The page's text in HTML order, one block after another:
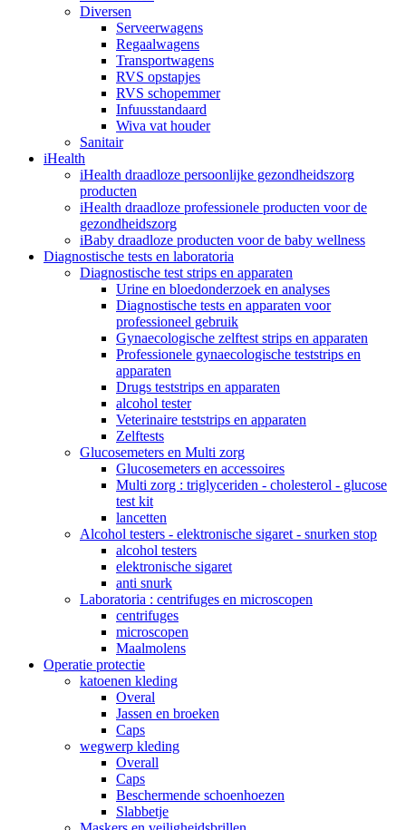
Diversen
Serveerwagens
Regaalwagens
Transportwagens
RVS opstapjes
RVS schopemmer
Infuusstandaard
Wiva vat houder
Sanitair
iHealth
iHealth draadloze persoonlijke gezondheidszorg
producten
iHealth draadloze professionele producten voor de
gezondheidszorg
iBaby draadloze producten voor de baby wellness
Diagnostische tests en laboratoria
Diagnostische test strips en apparaten
Urine en bloedonderzoek en analyses
Diagnostische tests en apparaten voor
professioneel gebruik
Gynaecologische zelftest strips en apparaten
Professionele gynaecologische teststrips en
apparaten
Drugs teststrips en apparaten
alcohol tester
Veterinaire teststrips en apparaten
Zelftests
Glucosemeters en Multi zorg
Glucosemeters en accessoires
Multi zorg : triglyceriden - cholesterol - glucose
test kit
lancetten
Alcohol testers - elektronische sigaret - snurken stop
alcohol testers
elektronische sigaret
anti snurk
Laboratoria : centrifuges en microscopen
centrifuges
microscopen
Maalmolens
Operatie protectie
katoenen kleding
Overal
Jassen en broeken
Caps
wegwerp kleding
Overall
Caps
Beschermende schoenhoezen
Slabbetje